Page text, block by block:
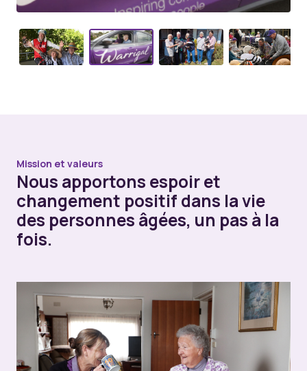
Mission et valeurs
Nous apportons espoir et
changement positif dans la vie
des personnes âgées, un pas à la
fois.